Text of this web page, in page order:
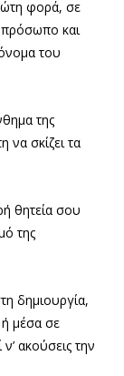
φορά, σε
πρόσωπο και
του
της
να σκίζει τα
θητεία σου
της
δημιουργία,
μέσα σε
ακούσεις την